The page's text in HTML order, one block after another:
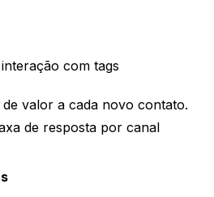
com tags
valor a cada novo contato.
de resposta por canal